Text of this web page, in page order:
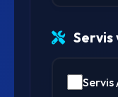
Servis
Servis